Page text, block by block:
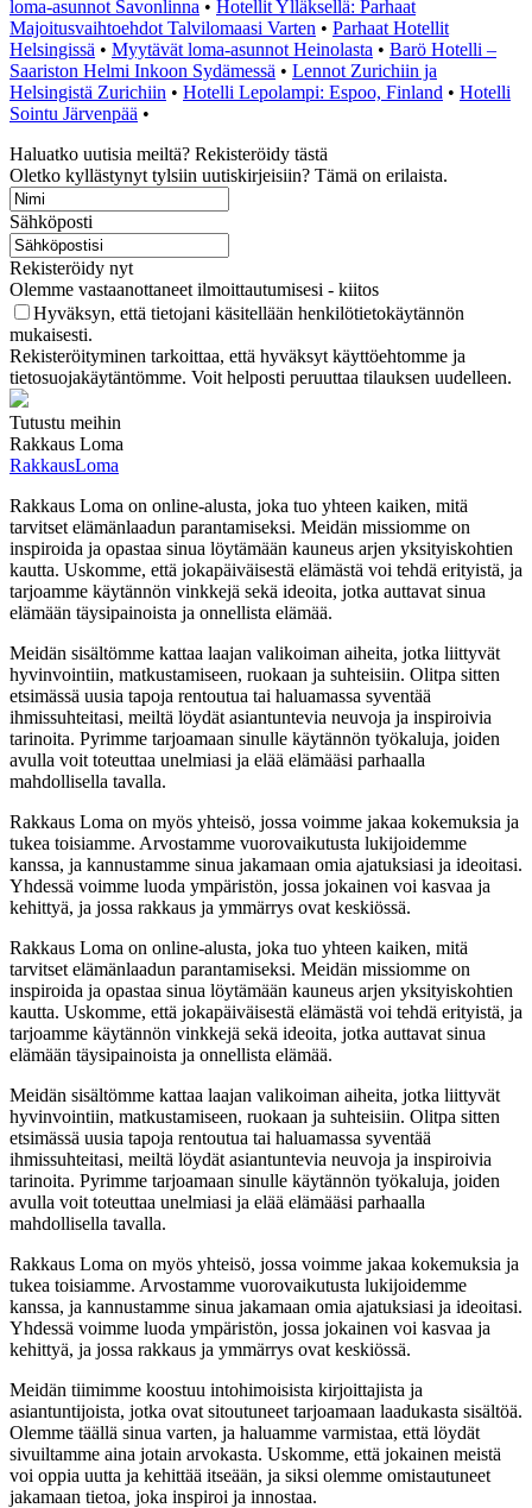
loma-asunnot Savonlinna • Hotellit Ylläksellä: Parhaat
Majoitusvaihtoehdot Talvilomaasi Varten • Parhaat Hotellit
Helsingissä • Myytävät loma-asunnot Heinolasta • Barö Hotelli –
Saariston Helmi Inkoon Sydämessä • Lennot Zurichiin ja
Helsingistä Zurichiin • Hotelli Lepolampi: Espoo, Finland • Hotelli
Sointu Järvenpää •
Haluatko uutisia meiltä? Rekisteröidy tästä
Oletko kyllästynyt tylsiin uutiskirjeisiin? Tämä on erilaista.
Sähköposti
Rekisteröidy nyt
Olemme vastaanottaneet ilmoittautumisesi - kiitos
Hyväksyn, että tietojani käsitellään henkilötietokäytännön
mukaisesti.
Rekisteröityminen tarkoittaa, että hyväksyt käyttöehtomme ja
tietosuojakäytäntömme. Voit helposti peruuttaa tilauksen uudelleen.
Tutustu meihin
Rakkaus Loma
RakkausLoma
Rakkaus Loma on online-alusta, joka tuo yhteen kaiken, mitä
tarvitset elämänlaadun parantamiseksi. Meidän missiomme on
inspiroida ja opastaa sinua löytämään kauneus arjen yksityiskohtien
kautta. Uskomme, että jokapäiväisestä elämästä voi tehdä erityistä, ja
tarjoamme käytännön vinkkejä sekä ideoita, jotka auttavat sinua
elämään täysipainoista ja onnellista elämää.
Meidän sisältömme kattaa laajan valikoiman aiheita, jotka liittyvät
hyvinvointiin, matkustamiseen, ruokaan ja suhteisiin. Olitpa sitten
etsimässä uusia tapoja rentoutua tai haluamassa syventää
ihmissuhteitasi, meiltä löydät asiantuntevia neuvoja ja inspiroivia
tarinoita. Pyrimme tarjoamaan sinulle käytännön työkaluja, joiden
avulla voit toteuttaa unelmiasi ja elää elämääsi parhaalla
mahdollisella tavalla.
Rakkaus Loma on myös yhteisö, jossa voimme jakaa kokemuksia ja
tukea toisiamme. Arvostamme vuorovaikutusta lukijoidemme
kanssa, ja kannustamme sinua jakamaan omia ajatuksiasi ja ideoitasi.
Yhdessä voimme luoda ympäristön, jossa jokainen voi kasvaa ja
kehittyä, ja jossa rakkaus ja ymmärrys ovat keskiössä.
Rakkaus Loma on online-alusta, joka tuo yhteen kaiken, mitä
tarvitset elämänlaadun parantamiseksi. Meidän missiomme on
inspiroida ja opastaa sinua löytämään kauneus arjen yksityiskohtien
kautta. Uskomme, että jokapäiväisestä elämästä voi tehdä erityistä, ja
tarjoamme käytännön vinkkejä sekä ideoita, jotka auttavat sinua
elämään täysipainoista ja onnellista elämää.
Meidän sisältömme kattaa laajan valikoiman aiheita, jotka liittyvät
hyvinvointiin, matkustamiseen, ruokaan ja suhteisiin. Olitpa sitten
etsimässä uusia tapoja rentoutua tai haluamassa syventää
ihmissuhteitasi, meiltä löydät asiantuntevia neuvoja ja inspiroivia
tarinoita. Pyrimme tarjoamaan sinulle käytännön työkaluja, joiden
avulla voit toteuttaa unelmiasi ja elää elämääsi parhaalla
mahdollisella tavalla.
Rakkaus Loma on myös yhteisö, jossa voimme jakaa kokemuksia ja
tukea toisiamme. Arvostamme vuorovaikutusta lukijoidemme
kanssa, ja kannustamme sinua jakamaan omia ajatuksiasi ja ideoitasi.
Yhdessä voimme luoda ympäristön, jossa jokainen voi kasvaa ja
kehittyä, ja jossa rakkaus ja ymmärrys ovat keskiössä.
Meidän tiimimme koostuu intohimoisista kirjoittajista ja
asiantuntijoista, jotka ovat sitoutuneet tarjoamaan laadukasta sisältöä.
Olemme täällä sinua varten, ja haluamme varmistaa, että löydät
sivuiltamme aina jotain arvokasta. Uskomme, että jokainen meistä
voi oppia uutta ja kehittää itseään, ja siksi olemme omistautuneet
jakamaan tietoa, joka inspiroi ja innostaa.